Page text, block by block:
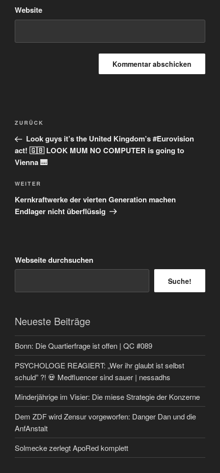
Website
Beitragsnavigation
Vorheriger
Beitrag
ZURÜCK
Look guys it’s the United Kingdom’s #Eurovision
act! 🇬🇧 LOOK MUM NO COMPUTER is going to
Vienna 🎹
Nächster
Beitrag
WEITER
Kernkraftwerke der vierten Generation machen
Endlager nicht überflüssig
Webseite durchsuchen
Suche!
Neueste Beiträge
Bonn: Die Quartierfrage ist offen | QC #089
PSYCHOLOGE REAGIERT: „Wer ihr glaubt ist selbst
schuld” ?! 💀 Medfluencer sind sauer | nessadhs
Minderjährige im Visier: Die miese Strategie der Konzerne
Dem ZDF wird Zensur vorgeworfen: Danger Dan und die
AnfAnstalt
Solmecke zerlegt ApoRed komplett